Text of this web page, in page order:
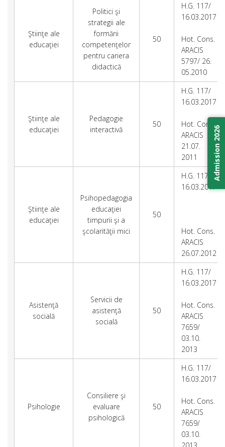
Ştiinţe ale
educaţiei
Politici şi
strategii ale
formării
competenţelor
pentru cariera
didactică
50
H.G. 117/
16.03.2017
Hot. Cons.
ARACIS
5797/ 26.
05.2010
Ştiinţe ale
educaţiei
Pedagogie
interactivă
50
H.G. 117/
16.03.2017
Hot. Cons.
ARACIS
21.07.
2011
Ştiinţe ale
educaţiei
Psihopedagogia
educaţiei
timpurii şi a
şcolarităţii mici
50
H.G. 117/
16.03.2017
Hot. Cons.
ARACIS
26.07.2012
Asistenţă
socială
Servicii de
asistenţă
socială
50
H.G. 117/
16.03.2017
Hot. Cons.
ARACIS
7659/
03.10.
2013
Psihologie
Consiliere şi
evaluare
psihologică
50
H.G. 117/
16.03.2017
Hot. Cons.
ARACIS
7659/
03.10.
2013
Admission 2026